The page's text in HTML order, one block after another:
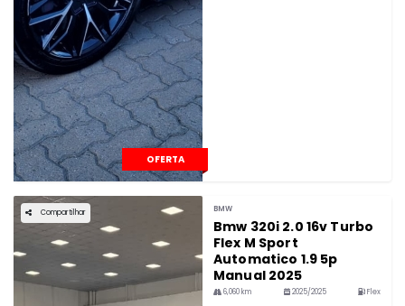
OFERTA
Compartilhar BMW
Bmw 320i 2.0 16v Turbo
Flex M Sport
Automatico 1.9 5p
Manual 2025
6,060 km 2025/2025 Flex